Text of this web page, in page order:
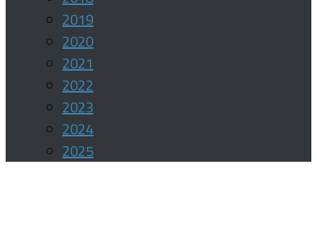
2019
2020
2021
2022
2023
2024
2025